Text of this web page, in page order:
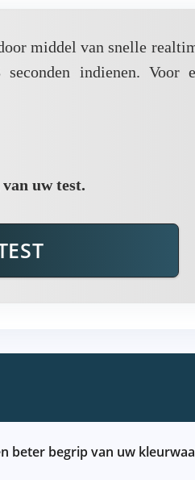
middel van snelle
indienen. Voor
uw test.
beter begrip van uw